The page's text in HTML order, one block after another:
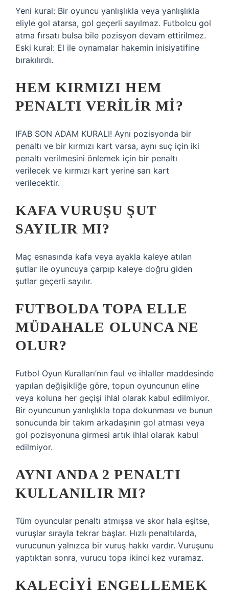
Yeni kural: Bir oyuncu yanlışlıkla veya yanlışlıkla
eliyle gol atarsa, gol geçerli sayılmaz. Futbolcu gol
atma fırsatı bulsa bile pozisyon devam ettirilmez.
Eski kural: El ile oynamalar hakemin inisiyatifine
bırakılırdı.
HEM KIRMIZI HEM
PENALTI VERILIR MI?
IFAB SON ADAM KURALI! Aynı pozisyonda bir
penaltı ve bir kırmızı kart varsa, aynı suç için iki
penaltı verilmesini önlemek için bir penaltı
verilecek ve kırmızı kart yerine sarı kart
verilecektir.
KAFA VURUŞU ŞUT
SAYILIR MI?
Maç esnasında kafa veya ayakla kaleye atılan
şutlar ile oyuncuya çarpıp kaleye doğru giden
şutlar geçerli sayılır.
FUTBOLDA TOPA ELLE
MÜDAHALE OLUNCA NE
OLUR?
Futbol Oyun Kuralları’nın faul ve ihlaller maddesinde
yapılan değişikliğe göre, topun oyuncunun eline
veya koluna her geçişi ihlal olarak kabul edilmiyor.
Bir oyuncunun yanlışlıkla topa dokunması ve bunun
sonucunda bir takım arkadaşının gol atması veya
gol pozisyonuna girmesi artık ihlal olarak kabul
edilmiyor.
AYNI ANDA 2 PENALTI
KULLANILIR MI?
Tüm oyuncular penaltı atmışsa ve skor hala eşitse,
vuruşlar sırayla tekrar başlar. Hızlı penaltılarda,
vurucunun yalnızca bir vuruş hakkı vardır. Vuruşunu
yaptıktan sonra, vurucu topa ikinci kez vuramaz.
KALECIYI ENGELLEMEK